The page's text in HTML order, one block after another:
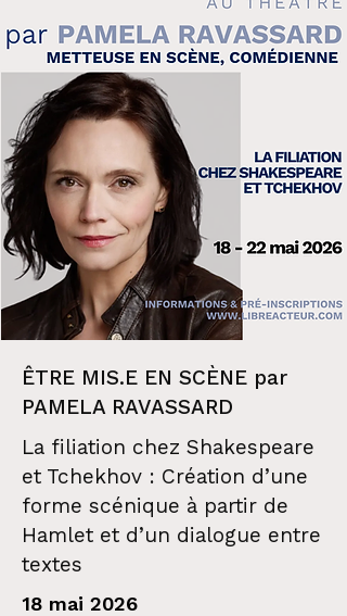
ÊTRE MIS.E EN SCÈNE par
PAMELA RAVASSARD
La filiation chez Shakespeare
et Tchekhov : Création d’une
forme scénique à partir de
Hamlet et d’un dialogue entre
textes
18 mai 2026